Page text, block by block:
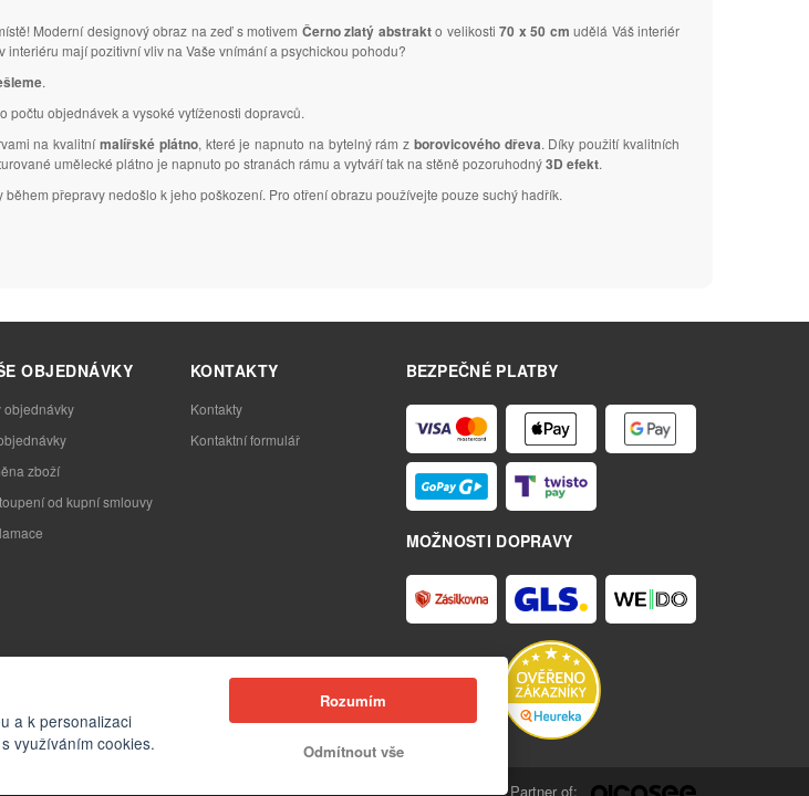
Moderní designový obraz na zeď s motivem Černo zlatý abstrakto velikosti70 x 50 cm udělá Váš interiér
interiéru mají pozitivní vliv na Vaše vnímání a psychickou pohodu?
.
objednávek a vysoké vytíženosti dopravců.
na kvalitnímalířské plátno, které je napnuto na bytelný rám z borovicového dřeva. Díky použití kvalitních
umělecké plátno je napnuto po stranách rámu a vytváří tak na stěně pozoruhodný3D efekt.
přepravy nedošlo k jeho poškození. Pro otření obrazu používejte pouze suchý hadřík.
BEZPEČNÉ PLATBY
MOŽNOSTI DOPRAVY
OBJEDNÁVKY
objednávky
zboží
od kupní smlouvy
KONTAKTY
Kontakty
Kontaktní formulář
Partner of:
a k personalizaci
využíváním cookies.
Rozumím
Odmítnout vše